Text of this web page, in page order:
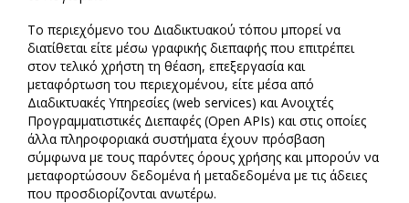
Το περιεχόμενο του Διαδικτυακού τόπου μπορεί να
διατίθεται είτε μέσω γραφικής διεπαφής που επιτρέπει
στον τελικό χρήστη τη θέαση, επεξεργασία και
μεταφόρτωση του περιεχομένου, είτε μέσα από
Διαδικτυακές Υπηρεσίες (web services) και Ανοιχτές
Προγραμματιστικές Διεπαφές (Open APIs) και στις οποίες
άλλα πληροφοριακά συστήματα έχουν πρόσβαση
σύμφωνα με τους παρόντες όρους χρήσης και μπορούν να
μεταφορτώσουν δεδομένα ή μεταδεδομένα με τις άδειες
που προσδιορίζονται ανωτέρω.